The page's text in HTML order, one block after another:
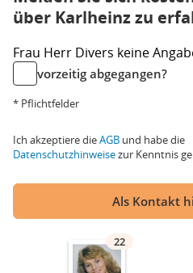
über Karlheinz zu
Frau Herr Divers keine
vorzeitig abgegangen?
* Pflichtfelder
Ich akzeptiere dieAGB und habe die
Datenschutzhinweisezur Kenntnis
Als Kontakt
22